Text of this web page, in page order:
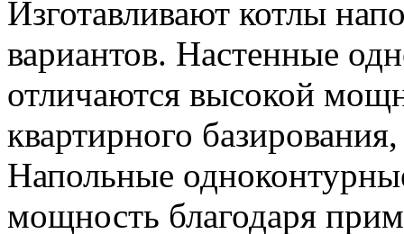
Изготавливают котлы
вариантов. Настенные
отличаются высокой
квартирного
Напольные
мощность благодаря